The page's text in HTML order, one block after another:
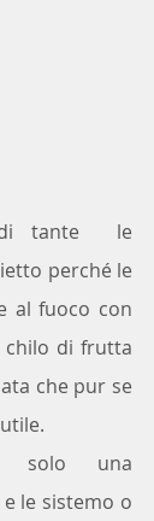
di tante  le
perché le
al fuoco con
chilo di frutta
che pur se
solo una
le sistemo o